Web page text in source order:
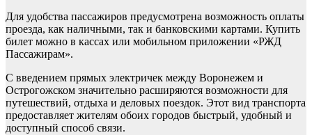
Для удобства пассажиров предусмотрена возможность оплаты
проезда, как наличными, так и банковскими картами. Купить
билет можно в кассах или мобильном приложении «РЖД
Пассажирам».
С введением прямых электричек между Воронежем и
Острогожском значительно расширяются возможности для
путешествий, отдыха и деловых поездок. Этот вид транспорта
предоставляет жителям обоих городов быстрый, удобный и
доступный способ связи.